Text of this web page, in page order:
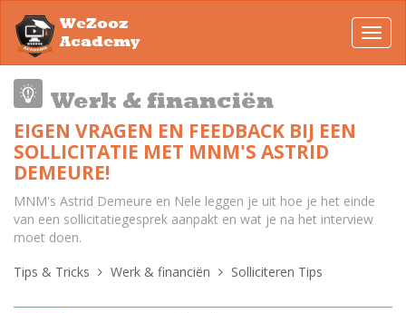
WeZooz
Academy
Werk & financiën
EIGEN VRAGEN EN FEEDBACK BIJ EEN
SOLLICITATIE MET MNM'S ASTRID
DEMEURE!
MNM's Astrid Demeure en Nele leggen je uit hoe je het einde
van een sollicitatiegesprek aanpakt en wat je na het interview
moet doen.
Tips & Tricks
Werk & financiën Solliciteren Tips